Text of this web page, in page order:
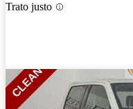
Trato justo